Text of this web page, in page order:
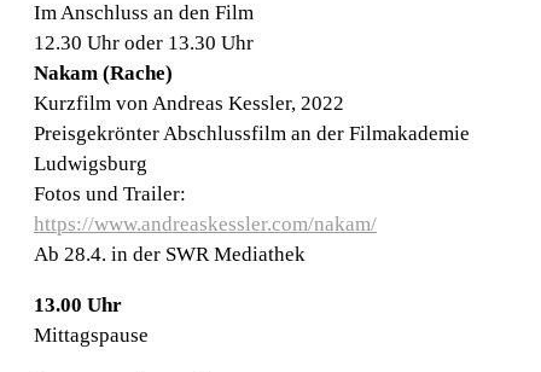
Im Anschluss an den Film
12.30 Uhr oder 13.30 Uhr
Nakam (Rache)
Kurzfilm von Andreas Kessler, 2022
Preisgekrönter Abschlussfilm an der Filmakademie
Ludwigsburg
Fotos und Trailer:
https://www.andreaskessler.com/nakam/
Ab 28.4. in der SWR Mediathek
13.00 Uhr
Mittagspause